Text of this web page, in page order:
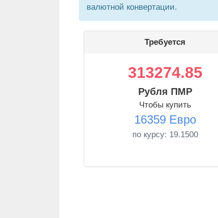
валютной конвертации.
Требуется
313274.85
Рубля ПМР
Чтобы купить
16359 Евро
по курсу: 19.1500